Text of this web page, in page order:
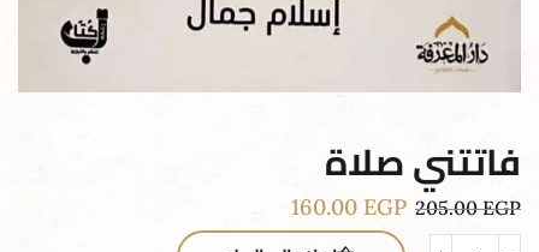
فاتتني صلاة
205.00EGP
160.00 EGP